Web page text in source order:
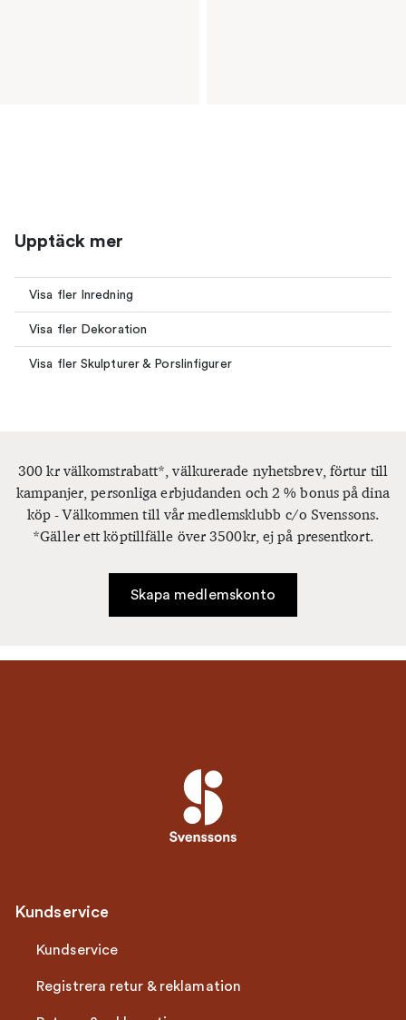
Upptäck mer
Visa fler Inredning
Visa fler Dekoration
Visa fler Skulpturer & Porslinfigurer
300 kr välkomstrabatt*, välkurerade nyhetsbrev, förtur till
kampanjer, personliga erbjudanden och 2 % bonus på dina
köp - Välkommen till vår medlemsklubb c/o Svenssons.
*Gäller ett köptillfälle över 3500kr, ej på presentkort.
Skapa medlemskonto
Kundservice
Kundservice
Registrera retur & reklamation